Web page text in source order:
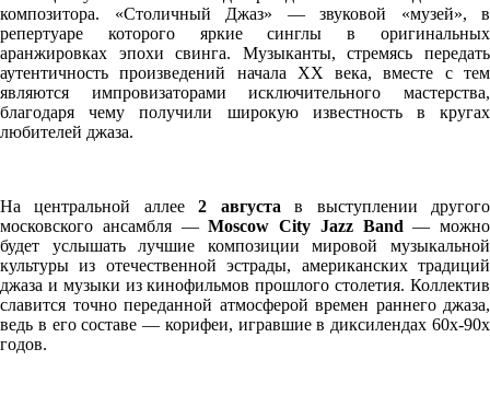
композитора. «Столичный Джаз» — звуковой «музей», в
репертуаре которого яркие синглы в оригинальных
аранжировках эпохи свинга. Музыканты, стремясь передать
аутентичность произведений начала XX века, вместе с тем
являются импровизаторами исключительного мастерства,
благодаря чему получили широкую известность в кругах
любителей джаза.
На центральной аллее2 августа в выступлении другого
московского ансамбля —Moscow City Jazz Band— можно
будет услышать лучшие композиции мировой музыкальной
культуры из отечественной эстрады, американских традиций
джаза и музыки из кинофильмов прошлого столетия. Коллектив
славится точно переданной атмосферой времен раннего джаза,
ведь в его составе — корифеи, игравшие в диксилендах 60х-90х
годов.